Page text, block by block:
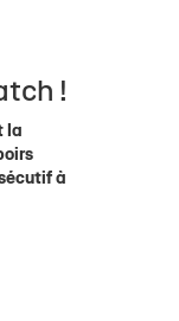
!
la
à